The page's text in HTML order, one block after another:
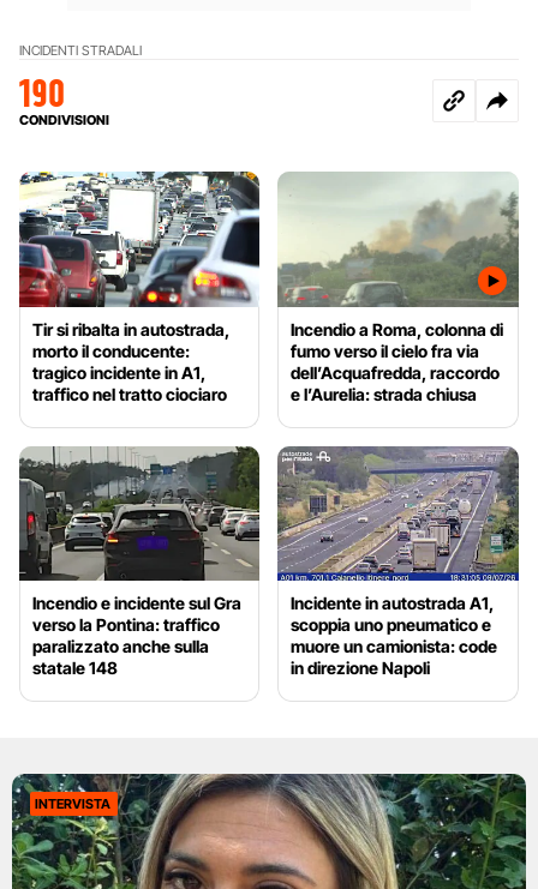
INCIDENTI STRADALI
190
CONDIVISIONI
Tir si ribalta in autostrada,
morto il conducente:
tragico incidente in A1,
traffico nel tratto ciociaro
Incendio a Roma, colonna di
fumo verso il cielo fra via
dell’Acquafredda, raccordo
e l’Aurelia: strada chiusa
Incendio e incidente sul Gra
verso la Pontina: traffico
paralizzato anche sulla
statale 148
Incidente in autostrada A1,
scoppia uno pneumatico e
muore un camionista: code
in direzione Napoli
INTERVISTA